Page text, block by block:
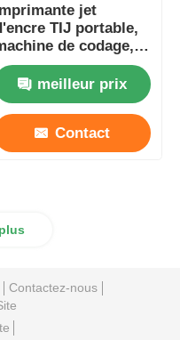
jet
TIJ portable,
de codage,
mini imprimante jet
portable
meilleur prix
Contact
Contactez-nous